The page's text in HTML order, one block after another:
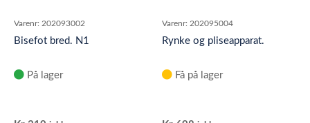
Varenr: 202093002
Bisefot bred. N1
På lager
Varenr: 202095004
Rynke og pliseapparat.
Få på lager